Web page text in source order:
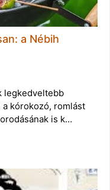
a Nébih
legkedveltebb
a kórokozó, romlást
is k…